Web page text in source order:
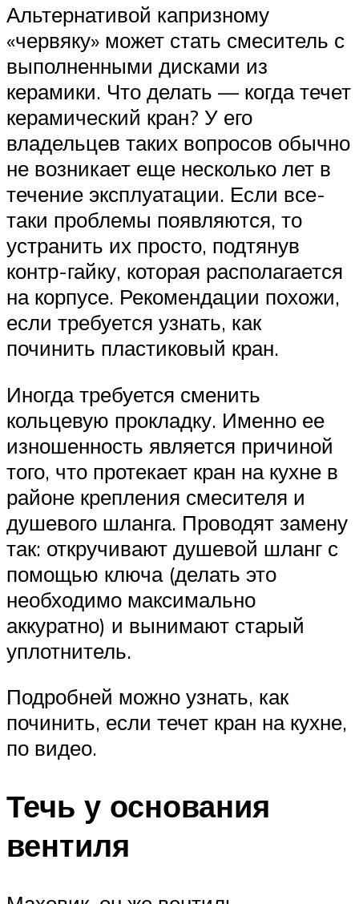
Альтернативой капризному
«червяку» может стать смеситель с
выполненными дисками из
керамики. Что делать — когда течет
керамический кран? У его
владельцев таких вопросов обычно
не возникает еще несколько лет в
течение эксплуатации. Если все-
таки проблемы появляются, то
устранить их просто, подтянув
контр-гайку, которая располагается
на корпусе. Рекомендации похожи,
если требуется узнать, как
починить пластиковый кран.
Иногда требуется сменить
кольцевую прокладку. Именно ее
изношенность является причиной
того, что протекает кран на кухне в
районе крепления смесителя и
душевого шланга. Проводят замену
так: откручивают душевой шланг с
помощью ключа (делать это
необходимо максимально
аккуратно) и вынимают старый
уплотнитель.
Подробней можно узнать, как
починить, если течет кран на кухне,
по видео.
Течь у основания
вентиля